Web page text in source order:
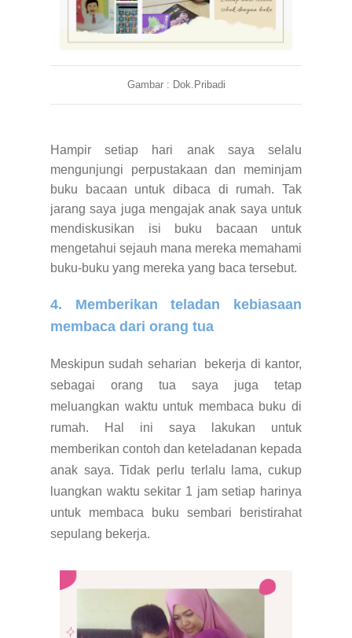
Gambar : Dok.Pribadi
Hampir setiap hari anak saya selalu
mengunjungi perpustakaan dan meminjam
buku bacaan untuk dibaca di rumah. Tak
jarang saya juga mengajak anak saya untuk
mendiskusikan isi buku bacaan untuk
mengetahui sejauh mana mereka memahami
buku-buku yang mereka yang baca tersebut.
4. Memberikan teladan kebiasaan
membaca dari orang tua
Meskipun sudah seharian bekerja di kantor,
sebagai orang tua saya juga tetap
meluangkan waktu untuk membaca buku di
rumah. Hal ini saya lakukan untuk
memberikan contoh dan keteladanan kepada
anak saya. Tidak perlu terlalu lama, cukup
luangkan waktu sekitar 1 jam setiap harinya
untuk membaca buku sembari beristirahat
sepulang bekerja.